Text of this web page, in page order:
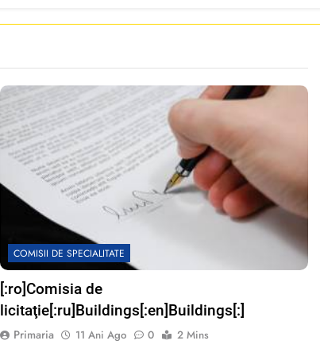
COMISII DE SPECIALITATE
[:ro]Comisia de
licitaţie[:ru]Buildings[:en]Buildings[:]
Primaria 11 Ani Ago 0
2 Mins